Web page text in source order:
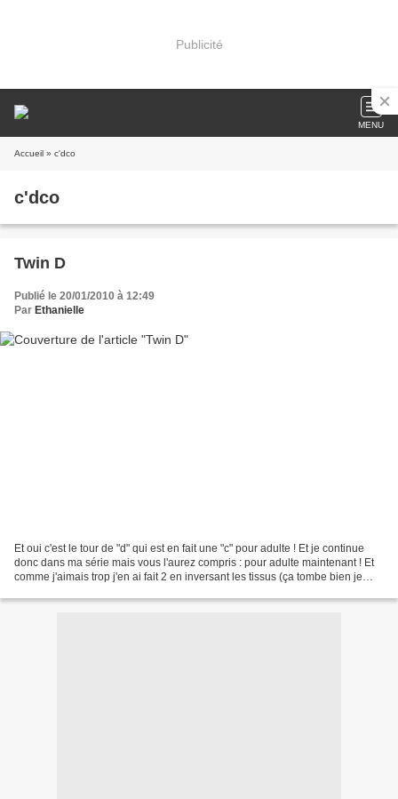
Publicité
MENU
Accueil » c'dco
c'dco
Twin D
Publié le 20/01/2010 à 12:49
Par Ethanielle
Et oui c'est le tour de "d" qui est en fait une "c" pour adulte ! Et je continue
donc dans ma série mais vous l'aurez compris : pour adulte maintenant ! Et
comme j'aimais trop j'en ai fait 2 en inversant les tissus (ça tombe bien je